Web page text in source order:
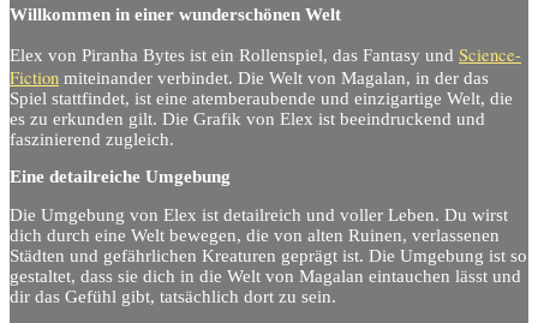
Willkommen in einer wunderschönen Welt
Elex von Piranha Bytes ist ein Rollenspiel, das Fantasy und Science-
Fiction miteinander verbindet. Die Welt von Magalan, in der das
Spiel stattfindet, ist eine atemberaubende und einzigartige Welt, die
es zu erkunden gilt. Die Grafik von Elex ist beeindruckend und
faszinierend zugleich.
Eine detailreiche Umgebung
Die Umgebung von Elex ist detailreich und voller Leben. Du wirst
dich durch eine Welt bewegen, die von alten Ruinen, verlassenen
Städten und gefährlichen Kreaturen geprägt ist. Die Umgebung ist so
gestaltet, dass sie dich in die Welt von Magalan eintauchen lässt und
dir das Gefühl gibt, tatsächlich dort zu sein.